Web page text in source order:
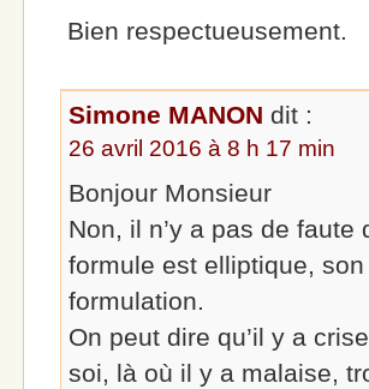
Bien respectueusement.
Simone MANON dit :
26 avril 2016 à 8 h 17 min
Bonjour Monsieur
Non, il n’y a pas de
formule est elliptique,
formulation.
On peut dire qu’il y a
soi, là où il y a malaise,